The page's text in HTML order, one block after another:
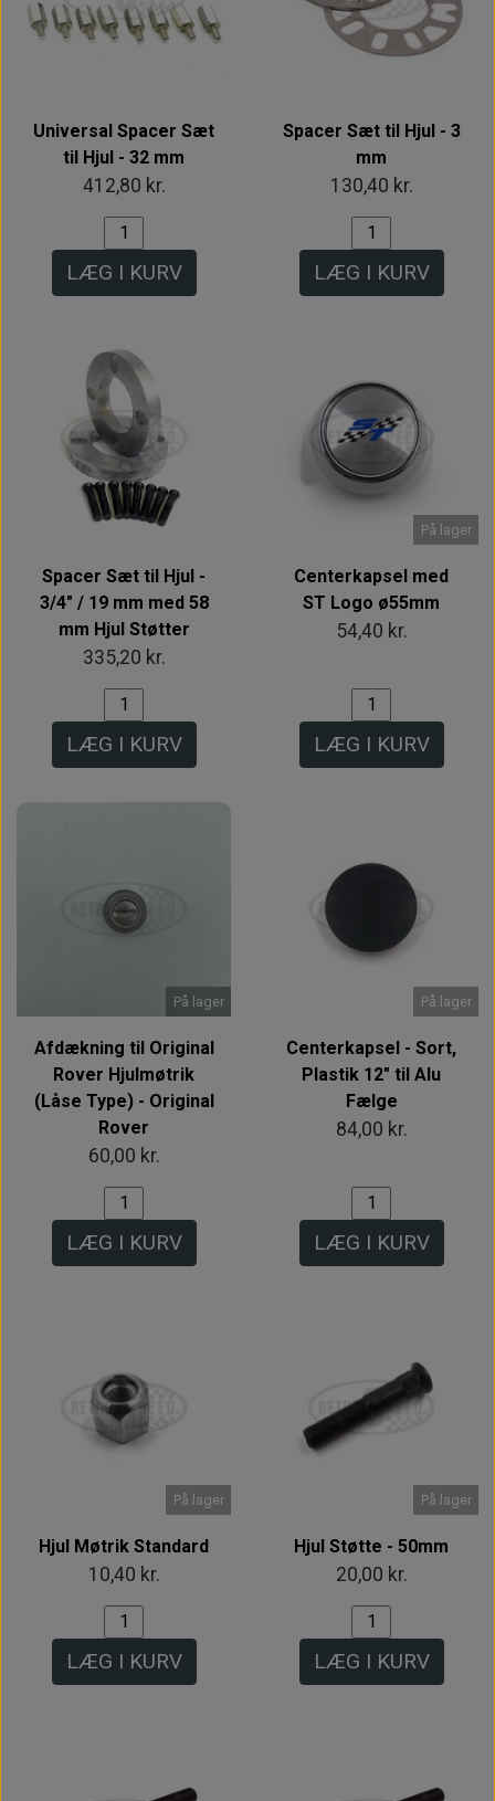
Universal Spacer Sæt
til Hjul - 32 mm
412,80 kr.
LÆG I KURV
Spacer Sæt til Hjul - 3
mm
130,40 kr.
LÆG I KURV
Spacer Sæt til Hjul -
3/4" / 19 mm med 58
mm Hjul Støtter
335,20 kr.
LÆG I KURV
På lager
Centerkapsel med
ST Logo ø55mm
54,40 kr.
LÆG I KURV
På lager
Afdækning til Original
Rover Hjulmøtrik
(Låse Type) - Original
Rover
60,00 kr.
LÆG I KURV
På lager
Centerkapsel - Sort,
Plastik 12" til Alu
Fælge
84,00 kr.
LÆG I KURV
På lager
Hjul Møtrik Standard
10,40 kr.
LÆG I KURV
På lager
Hjul Støtte - 50mm
20,00 kr.
LÆG I KURV